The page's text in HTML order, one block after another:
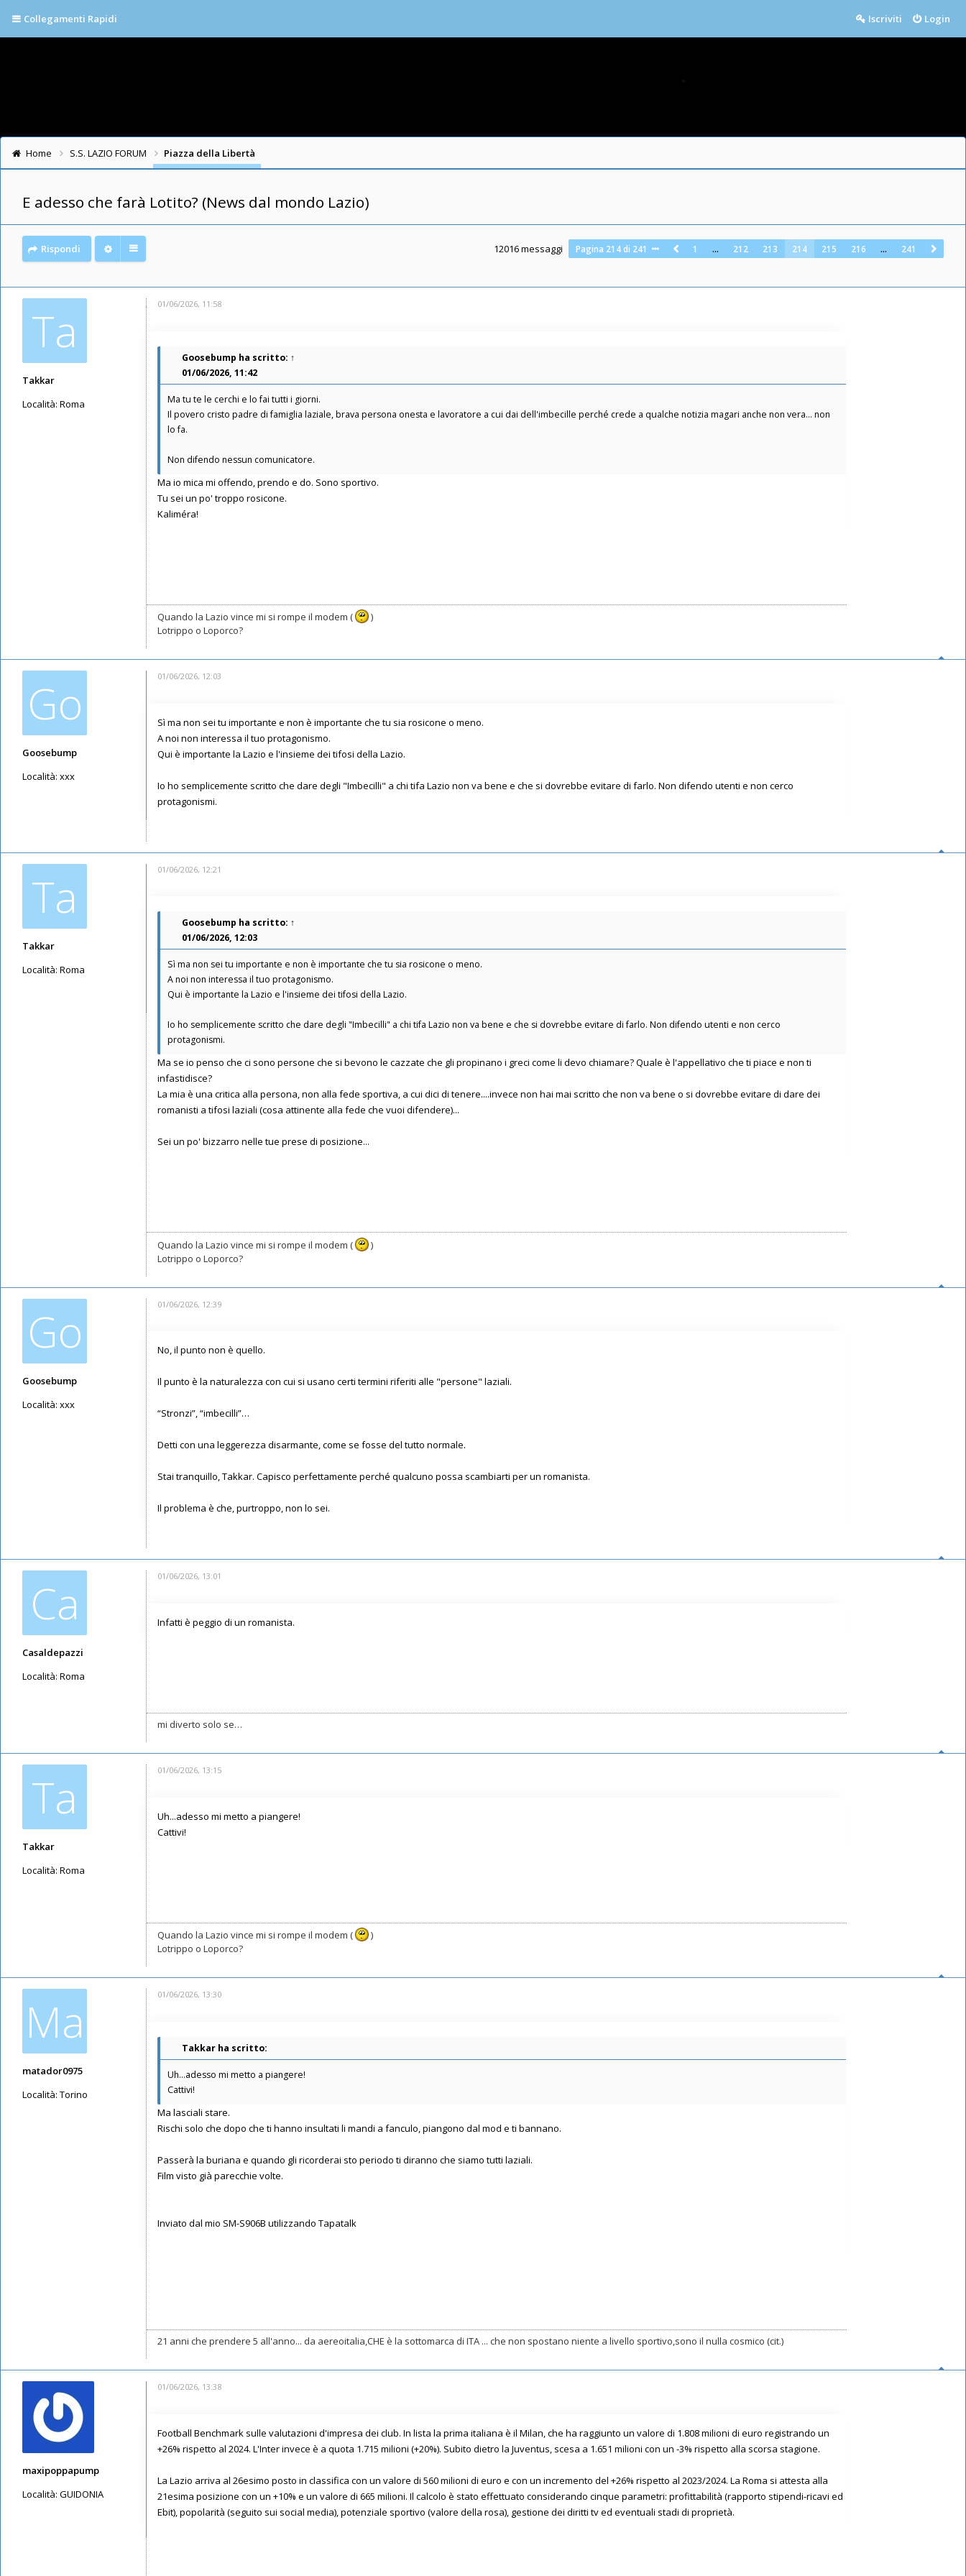
Collegamenti Rapidi Login
Iscriviti
Home S.S. LAZIO FORUM Piazza della Libertà
E adesso che farà Lotito? (News dal mondo Lazio)
Rispondi 12016 messaggi Pagina 214di 241 1 … 212 213 214 215 216 … 241
Ta
Takkar
Località: Roma
01/06/2026, 11:58
Goosebump ha scritto: ↑
01/06/2026, 11:42
Ma tu te le cerchi e lo fai tutti i giorni.
Il povero cristo padre di famiglia laziale, brava persona onesta e lavoratore a cui dai dell'imbecille perché crede a qualche notizia magari anche non vera... non
lo fa.
Non difendo nessun comunicatore.
Ma io mica mi offendo, prendo e do. Sono sportivo.
Tu sei un po' troppo rosicone.
Kaliméra!
Quando la Lazio vince mi si rompe il modem (
)
Lotrippo o Loporco?
Go
Goosebump
Località: xxx
01/06/2026, 12:03
Sì ma non sei tu importante e non è importante che tu sia rosicone o meno.
A noi non interessa il tuo protagonismo.
Qui è importante la Lazio e l'insieme dei tifosi della Lazio.
Io ho semplicemente scritto che dare degli "Imbecilli" a chi tifa Lazio non va bene e che si dovrebbe evitare di farlo. Non difendo utenti e non cerco
protagonismi.
Ta
Takkar
Località: Roma
01/06/2026, 12:21
Goosebump ha scritto: ↑
01/06/2026, 12:03
Sì ma non sei tu importante e non è importante che tu sia rosicone o meno.
A noi non interessa il tuo protagonismo.
Qui è importante la Lazio e l'insieme dei tifosi della Lazio.
Io ho semplicemente scritto che dare degli "Imbecilli" a chi tifa Lazio non va bene e che si dovrebbe evitare di farlo. Non difendo utenti e non cerco
protagonismi.
Ma se io penso che ci sono persone che si bevono le cazzate che gli propinano i greci come li devo chiamare? Quale è l'appellativo che ti piace e non ti
infastidisce?
La mia è una critica alla persona, non alla fede sportiva, a cui dici di tenere....invece non hai mai scritto che non va bene o si dovrebbe evitare di dare dei
romanisti a tifosi laziali (cosa attinente alla fede che vuoi difendere)...
Sei un po' bizzarro nelle tue prese di posizione...
Quando la Lazio vince mi si rompe il modem (
)
Lotrippo o Loporco?
Go
Goosebump
Località: xxx
01/06/2026, 12:39
No, il punto non è quello.
Il punto è la naturalezza con cui si usano certi termini riferiti alle "persone" laziali.
“Stronzi”, “imbecilli”…
Detti con una leggerezza disarmante, come se fosse del tutto normale.
Stai tranquillo, Takkar. Capisco perfettamente perché qualcuno possa scambiarti per un romanista.
Il problema è che, purtroppo, non lo sei.
Ca
Casaldepazzi
Località: Roma
01/06/2026, 13:01
Infatti è peggio di un romanista.
mi diverto solo se…
Ta
Takkar
Località: Roma
01/06/2026, 13:15
Uh...adesso mi metto a piangere!
Cattivi!
Quando la Lazio vince mi si rompe il modem (
)
Lotrippo o Loporco?
Ma
matador0975
Località: Torino
01/06/2026, 13:30
Takkar ha scritto:
Uh...adesso mi metto a piangere!
Cattivi!
Ma lasciali stare.
Rischi solo che dopo che ti hanno insultati li mandi a fanculo, piangono dal mod e ti bannano.
Passerà la buriana e quando gli ricorderai sto periodo ti diranno che siamo tutti laziali.
Film visto già parecchie volte.
Inviato dal mio SM-S906B utilizzando Tapatalk
21 anni che prendere 5 all'anno... da aereoitalia,CHE è la sottomarca di ITA ... che non spostano niente a livello sportivo,sono il nulla cosmico (cit.)
maxipoppapump
Località: GUIDONIA
01/06/2026, 13:38
Football Benchmark sulle valutazioni d'impresa dei club. In lista la prima italiana è il Milan, che ha raggiunto un valore di 1.808 milioni di euro registrando un
+26% rispetto al 2024. L'Inter invece è a quota 1.715 milioni (+20%). Subito dietro la Juventus, scesa a 1.651 milioni con un -3% rispetto alla scorsa stagione.
La Lazio arriva al 26esimo posto in classifica con un valore di 560 milioni di euro e con un incremento del +26% rispetto al 2023/2024. La Roma si attesta alla
21esima posizione con un +10% e un valore di 665 milioni. Il calcolo è stato effettuato considerando cinque parametri: profittabilità (rapporto stipendi-ricavi ed
Ebit), popolarità (seguito sui social media), potenziale sportivo (valore della rosa), gestione dei diritti tv ed eventuali stadi di proprietà.